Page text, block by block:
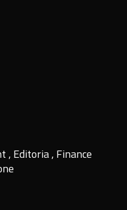
, Editoria, Finance